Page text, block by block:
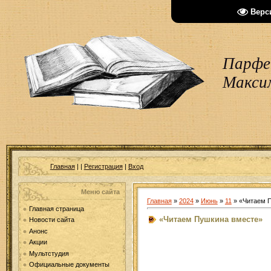
Главная| | Регистрация| Вход
Меню сайта
Главная страница
Новости сайта
Анонс
Акции
Мультстудия
Официальные документы
Главная» 2024 » Июнь » 11 » «Читаем
«Читаем Пушкина вместе»